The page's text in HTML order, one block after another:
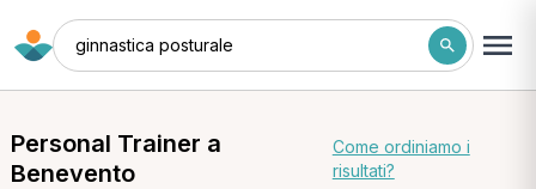
ginnastica posturale
Personal Trainer a
Benevento
Come ordiniamo i
risultati?